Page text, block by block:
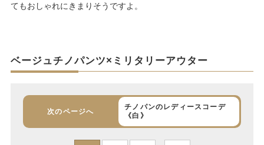
てもおしゃれにきまりそうですよ。
ベージュチノパンツ×ミリタリーアウター
次のページへ
チノパンのレディースコーデ
《白》